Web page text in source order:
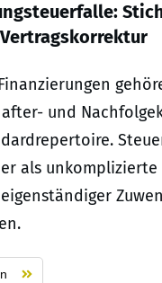
und
als